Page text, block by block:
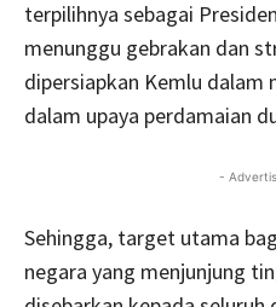
terpilihnya sebagai
menunggu gebrakan dan
dipersiapkan Kemlu dalam
dalam upaya perdamaian
-
Sehingga, target utama
negara yang menjunjung